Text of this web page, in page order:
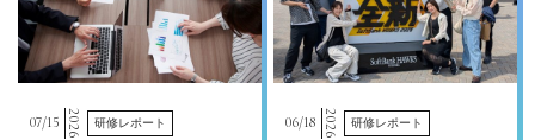
07/15 2026 研修レポート 06/18 2026 研修レポート